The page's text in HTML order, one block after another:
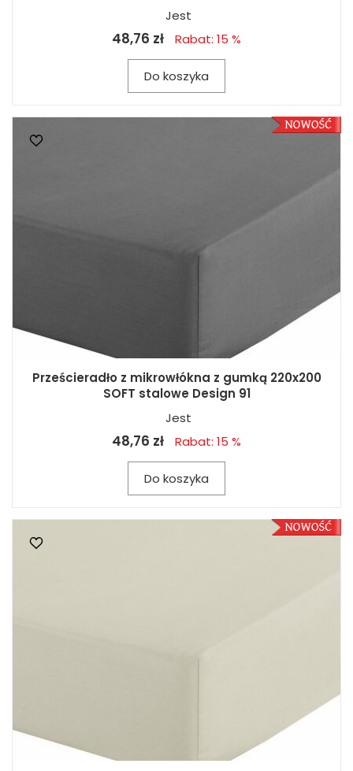
Jest
48,76 zł Rabat: 15 %
Do koszyka
Prześcieradło z mikrowłókna z gumką 220x200
SOFT stalowe Design 91
Jest
48,76 zł Rabat: 15 %
Do koszyka